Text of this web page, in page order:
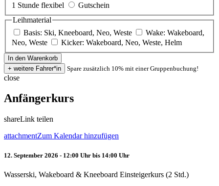
1 Stunde flexibel
Gutschein
Leihmaterial
Basis: Ski, Kneeboard, Neo, Weste
Wake: Wakeboard,
Neo, Weste
Kicker: Wakeboard, Neo, Weste, Helm
Spare zusätzlich 10% mit einer Gruppenbuchung!
close
Anfängerkurs
shareLink teilen
attachmentZum Kalendar hinzufügen
12. September 2026 - 12:00 Uhr bis 14:00 Uhr
Wasserski, Wakeboard & Kneeboard Einsteigerkurs (2 Std.)